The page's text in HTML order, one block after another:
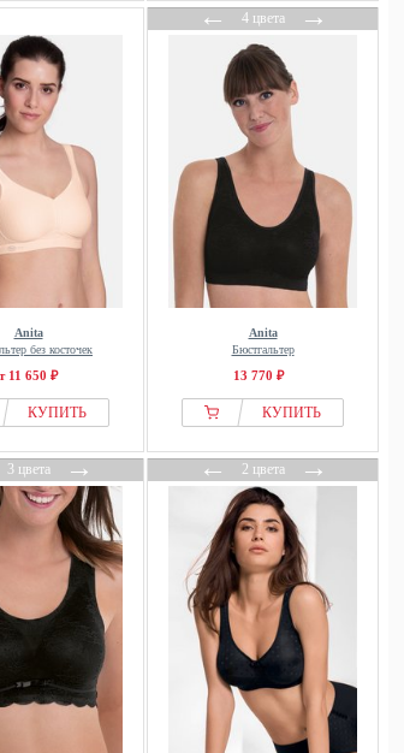
Anita
без косточек
11 650 ₽
КУПИТЬ
←4 цвета→
Anita
Бюстгальтер
13 770 ₽
КУПИТЬ
3 цвета→ ←2 цвета→